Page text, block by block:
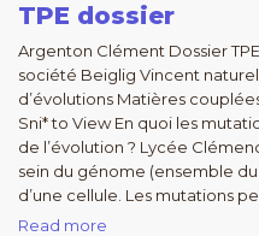
TPE dossier
Argenton Clément Dossier
société Beiglig Vincent
d’évolutions Matières
Sni* to View En quoi les
de l’évolution ? Lycée
sein du génome (ensemble
d’une cellule. Les mutations
Read more